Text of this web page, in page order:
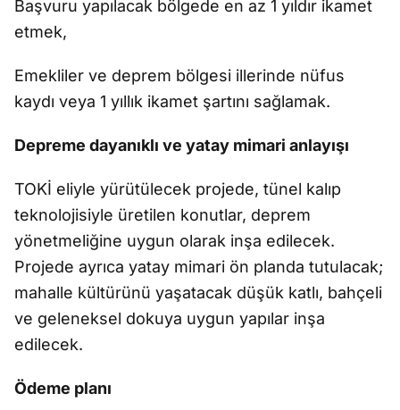
Başvuru yapılacak bölgede en az 1 yıldır ikamet
etmek,
Emekliler ve deprem bölgesi illerinde nüfus
kaydı veya 1 yıllık ikamet şartını sağlamak.
Depreme dayanıklı ve yatay mimari anlayışı
TOKİ eliyle yürütülecek projede, tünel kalıp
teknolojisiyle üretilen konutlar, deprem
yönetmeliğine uygun olarak inşa edilecek.
Projede ayrıca yatay mimari ön planda tutulacak;
mahalle kültürünü yaşatacak düşük katlı, bahçeli
ve geleneksel dokuya uygun yapılar inşa
edilecek.
Ödeme planı